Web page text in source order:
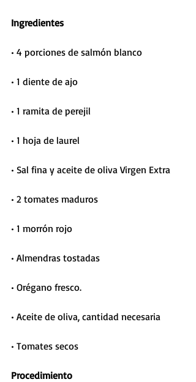
Ingredientes
• 4 porciones de salmón blanco
• 1 diente de ajo
• 1 ramita de perejil
• 1 hoja de laurel
• Sal fina y aceite de oliva Virgen Extra
• 2 tomates maduros
• 1 morrón rojo
• Almendras tostadas
• Orégano fresco.
• Aceite de oliva, cantidad necesaria
• Tomates secos
Procedimiento